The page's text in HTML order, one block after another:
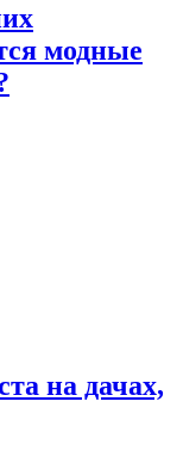
модные
на дачах,